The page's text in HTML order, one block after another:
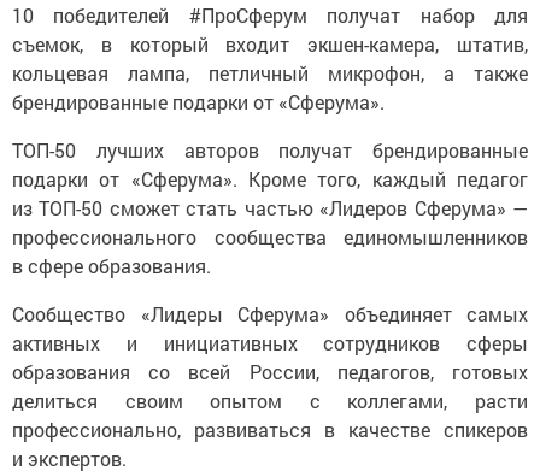
10 победителей #ПроСферум получат набор для
съемок, в который входит экшен-камера, штатив,
кольцевая лампа, петличный микрофон, а также
брендированные подарки от «Сферума».
ТОП-50 лучших авторов получат брендированные
подарки от «Сферума». Кроме того, каждый педагог
из ТОП-50 сможет стать частью «Лидеров Сферума» —
профессионального сообщества единомышленников
в сфере образования.
Сообщество «Лидеры Сферума» объединяет самых
активных и инициативных сотрудников сферы
образования со всей России, педагогов, готовых
делиться своим опытом с коллегами, расти
профессионально, развиваться в качестве спикеров
и экспертов.